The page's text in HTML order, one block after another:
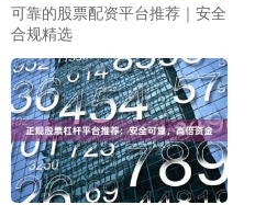
可靠的股票配资平台推荐｜安全
合规精选